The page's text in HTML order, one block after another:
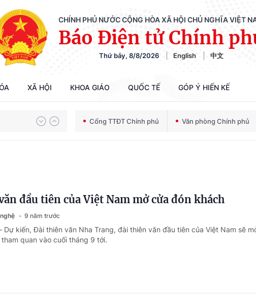
CHÍNH PHỦ NƯỚC CỘNG HÒA XÃ HỘI CHỦ NGHĨA VIỆT
Báo Điện tử Chính
Thứ bảy, 8/8/2026 English 中文
XÃ HỘI KHOA GIÁO QUỐC TẾ GÓP Ý HIẾN KẾ
Cổng TTĐT Chính phủ Văn phòng Chính phủ
đầu tiên của Việt Nam mở cửa đón khách
9 năm trước
Dự kiến, Đài thiên văn Nha Trang, đài thiên văn đầu tiên của Việt Nam sẽ
quan vào cuối tháng 9 tới.